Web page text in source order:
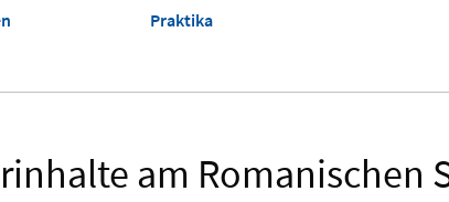
Praktika
am Romanischen